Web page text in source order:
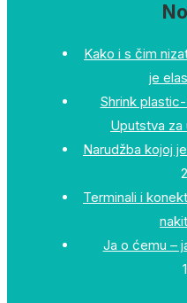
Kako i s čim
je
Shrink
Uputstva za
Narudžba kojoj
Terminali i
Ja o ćemu –